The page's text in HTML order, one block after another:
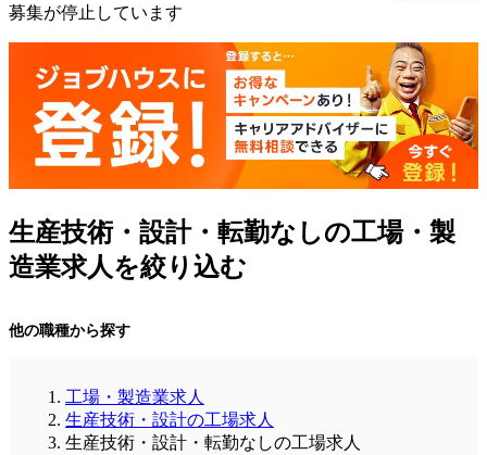
募集が停止しています
生産技術・設計・転勤なしの工場・製
造業求人を絞り込む
他の職種から探す
工場・製造業求人
生産技術・設計の工場求人
生産技術・設計・転勤なしの工場求人